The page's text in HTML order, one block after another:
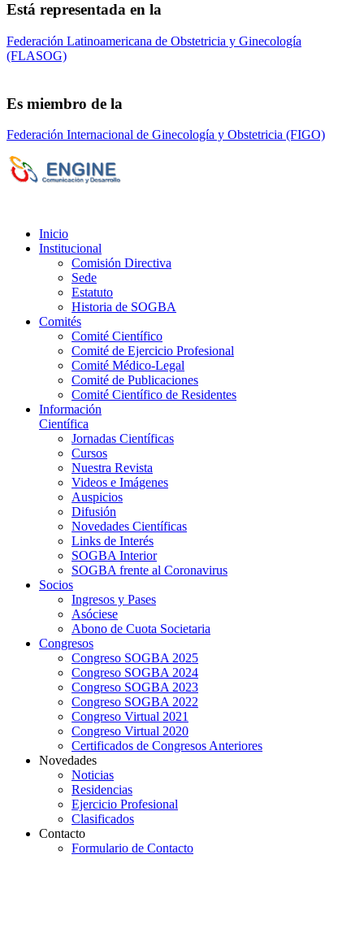
Está representada en la
Federación Latinoamericana de Obstetricia y Ginecología
(FLASOG)
Es miembro de la
Federación Internacional de Ginecología y Obstetricia (FIGO)
Inicio
Institucional
Comisión Directiva
Sede
Estatuto
Historia de SOGBA
Comités
Comité Científico
Comité de Ejercicio Profesional
Comité Médico-Legal
Comité de Publicaciones
Comité Científico de Residentes
Información
Científica
Jornadas Científicas
Cursos
Nuestra Revista
Videos e Imágenes
Auspicios
Difusión
Novedades Científicas
Links de Interés
SOGBA Interior
SOGBA frente al Coronavirus
Socios
Ingresos y Pases
Asóciese
Abono de Cuota Societaria
Congresos
Congreso SOGBA 2025
Congreso SOGBA 2024
Congreso SOGBA 2023
Congreso SOGBA 2022
Congreso Virtual 2021
Congreso Virtual 2020
Certificados de Congresos Anteriores
Novedades
Noticias
Residencias
Ejercicio Profesional
Clasificados
Contacto
Formulario de Contacto